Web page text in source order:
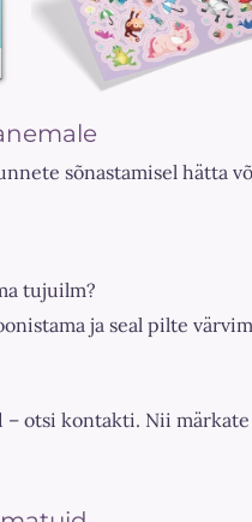
sõnastamisel hätta
tujuilm?
ja seal pilte
– otsi kontakti. Nii